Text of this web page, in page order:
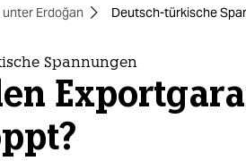
unter Erdoğan Deutsch-türkische
Spannungen